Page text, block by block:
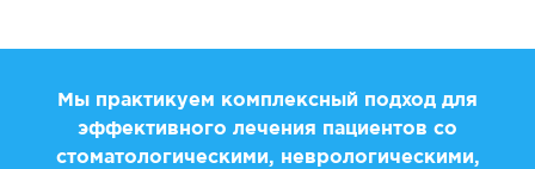
Мы практикуем комплексный подход для
эффективного лечения пациентов со
стоматологическими, неврологическими,